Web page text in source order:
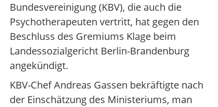
Bundesvereinigung (KBV), die auch die
Psychotherapeuten vertritt, hat gegen den
Beschluss des Gremiums Klage beim
Landessozialgericht Berlin-Brandenburg
angekündigt.
KBV-Chef Andreas Gassen bekräftigte nach
der Einschätzung des Ministeriums, man